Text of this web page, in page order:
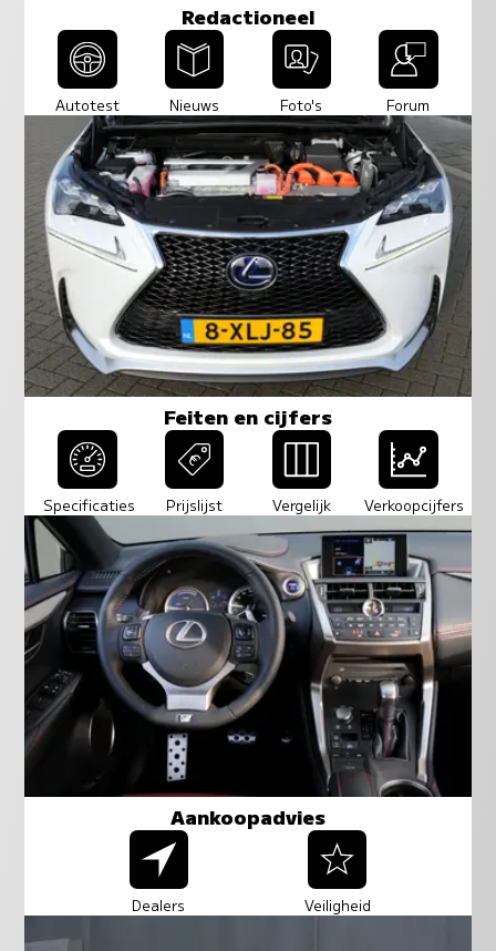
Redactioneel
Autotest Nieuws Foto's Forum
Feiten en cijfers
Specificaties Prijslijst Vergelijk Verkoopcijfers
Aankoopadvies
Dealers Veiligheid